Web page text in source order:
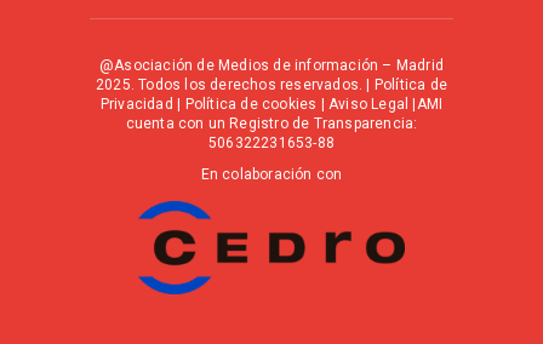
@Asociación de Medios de información – Madrid
2025. Todos los derechos reservados. | Política de
Privacidad | Política de cookies | Aviso Legal |AMI
cuenta con un Registro de Transparencia:
506322231653-88
En colaboración con